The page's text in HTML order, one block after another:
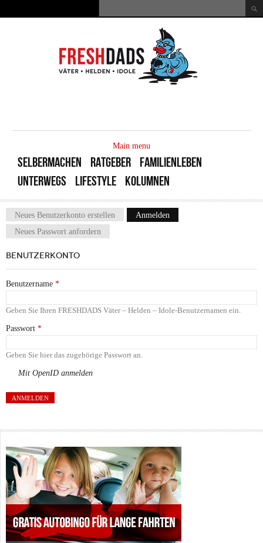
Suchformular
Main menu
SELBERMACHEN RATGEBER
FAMILIENLEBEN
UNTERWEGS
LIFESTYLE KOLUMNEN
Haupt-Reiter
Neues Benutzerkonto erstellen Anmelden
Neues Passwort anfordern
BENUTZERKONTO
Benutzername *
Geben Sie Ihren FRESHDADS Väter – Helden – Idole-Benutzernamen ein.
Passwort *
Geben Sie hier das zugehörige Passwort an.
Mit OpenID anmelden